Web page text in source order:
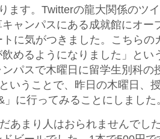
ます。Twitterの龍大関係のツ
ャンパスにある成就館にオー
に気がつきました。こちらの
めるようになりました」とい
パスで木曜日に留学生別科の
いうことで、昨日の木曜日、
」に行ってみることにしました
あまり人はおられませんでし